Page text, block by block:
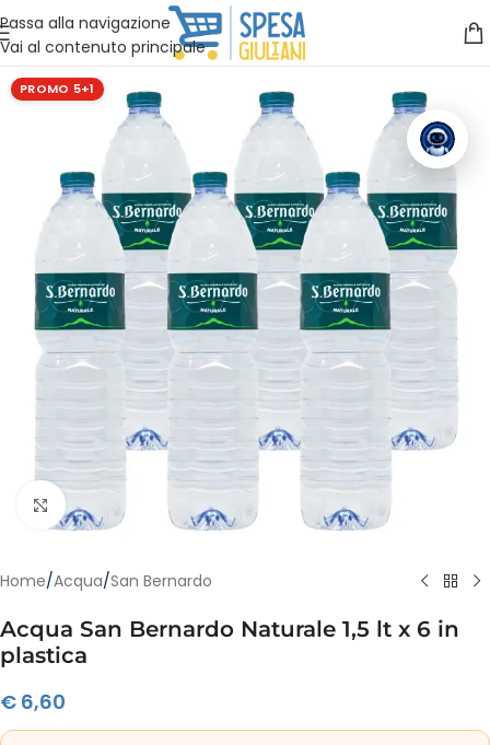
Passa alla navigazione
Vai al contenuto principale
Vuoi assistenza?Clicca qui e ti richiamiamo noi
PROMO 5+1
Clicca per ingrandire
Home/Acqua/San Bernardo
Acqua San Bernardo Naturale 1,5 lt x 6 in
plastica
€ 6,60